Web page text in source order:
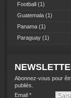
Football (1)
Guatemala (1)
Panama (1)
Paraguay (1)
Abonnez-vous pour
publiés.
Email